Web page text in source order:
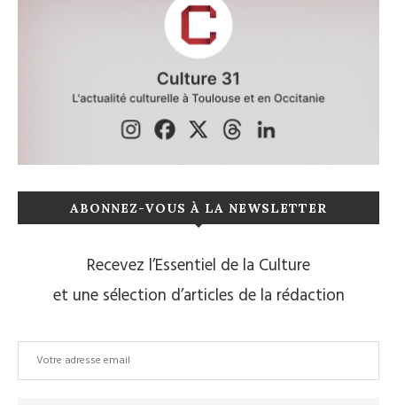
ABONNEZ-VOUS À LA NEWSLETTER
Recevez l’Essentiel de la Culture
et une sélection d’articles de la rédaction